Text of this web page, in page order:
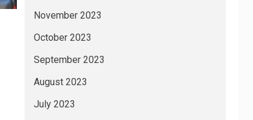
November 2023
October 2023
September 2023
August 2023
July 2023